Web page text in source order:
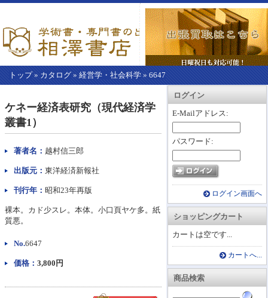
トップ» カタログ » 経営学・社会科学 » 6647
カートを見る
ログイン
E-Mailアドレス:
パスワード:
ログイン画面へ
ショッピングカート
カートは空です...
カートへ...
商品検索
こ
か
ら
本
文】
ケネー経済表研究（現代経済学
叢書1）
著者名： 越村信三郎
出版元： 東洋経済新報社
刊行年： 昭和23年再版
裸本。カド少スレ。本体。小口頁ヤケ多。紙
質悪。
No.6647
価格： 3,800円